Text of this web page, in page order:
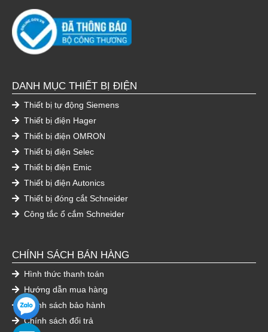
DANH MỤC THIẾT BỊ ĐIỆN
Thiết bị tự động Siemens
Thiết bị điện Hager
Thiết bị điện OMRON
Thiết bị điện Selec
Thiết bị điện Emic
Thiết bị điện Autonics
Thiết bị đóng cắt Schneider
Công tắc ổ cắm Schneider
CHÍNH SÁCH BÁN HÀNG
Hình thức thanh toán
Hướng dẫn mua hàng
Chính sách bảo hành
Chính sách đổi trả